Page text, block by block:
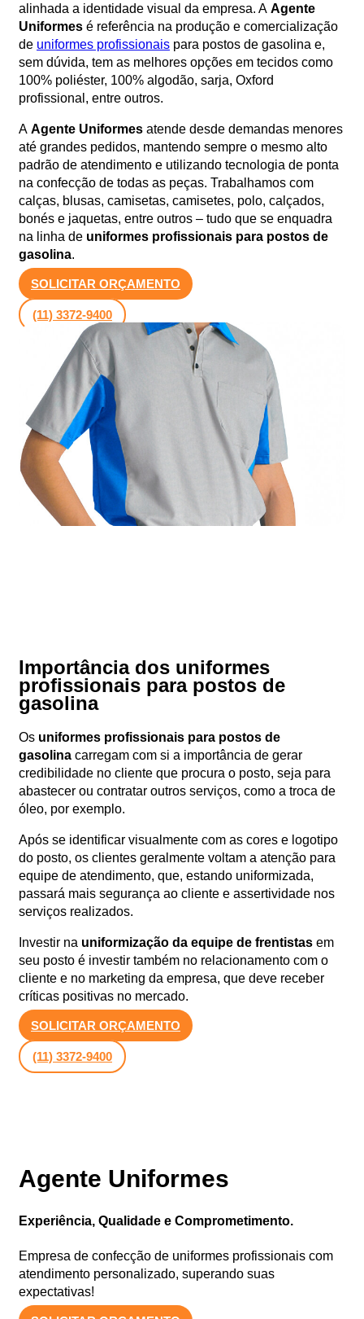
alinhada a identidade visual da empresa. A Agente
Uniformes é referência na produção e comercialização
de uniformes profissionais para postos de gasolina e,
sem dúvida, tem as melhores opções em tecidos como
100% poliéster, 100% algodão, sarja, Oxford
profissional, entre outros.
A Agente Uniformes atende desde demandas menores
até grandes pedidos, mantendo sempre o mesmo alto
padrão de atendimento e utilizando tecnologia de ponta
na confecção de todas as peças. Trabalhamos com
calças, blusas, camisetas, camisetes, polo, calçados,
bonés e jaquetas, entre outros – tudo que se enquadra
na linha de uniformes profissionais para postos de
gasolina.
SOLICITAR ORÇAMENTO
(11) 3372-9400
Importância dos uniformes
profissionais para postos de
gasolina
Os uniformes profissionais para postos de
gasolina carregam com si a importância de gerar
credibilidade no cliente que procura o posto, seja para
abastecer ou contratar outros serviços, como a troca de
óleo, por exemplo.
Após se identificar visualmente com as cores e logotipo
do posto, os clientes geralmente voltam a atenção para
equipe de atendimento, que, estando uniformizada,
passará mais segurança ao cliente e assertividade nos
serviços realizados.
Investir na uniformização da equipe de frentistas em
seu posto é investir também no relacionamento com o
cliente e no marketing da empresa, que deve receber
críticas positivas no mercado.
SOLICITAR ORÇAMENTO
(11) 3372-9400
Agente Uniformes
Experiência, Qualidade e Comprometimento.
Empresa de confecção de uniformes profissionais com
atendimento personalizado, superando suas
expectativas!